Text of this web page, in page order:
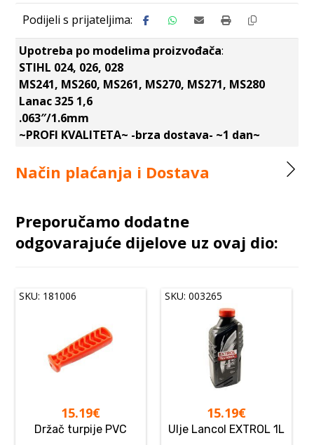
Upotreba po modelima proizvođača:
STIHL 024, 026, 028
MS241, MS260, MS261, MS270, MS271, MS280
Lanac 325 1,6
.063″/1.6mm
~PROFI KVALITETA~ -brza dostava- ~1 dan~
Način plaćanja i Dostava
Preporučamo dodatne
odgovarajuće dijelove uz ovaj dio:
SKU: 181006
15.19€
Držač turpije PVC
SKU: 003265
15.19€
Ulje Lancol EXTROL 1L